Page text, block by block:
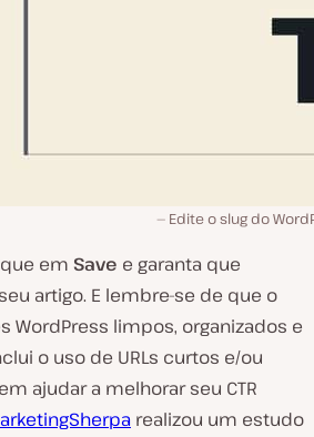
Edite o slug do
em Save e garanta que
seu artigo. E lembre-se de que o
WordPress limpos, organizados e
o uso de URLs curtos e/ou
ajudar a melhorar seu CTR
realizou um estudo